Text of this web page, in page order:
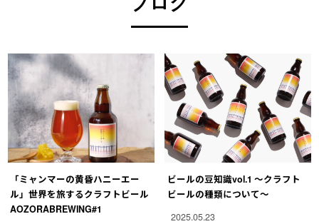
「ミャンマーの黄昏ハニーエー
ル」世界を旅するクラフトビール
AOZORABREWING#1
ビールの豆知識vol.1 〜クラフト
ビールの種類について〜
2025.05.23